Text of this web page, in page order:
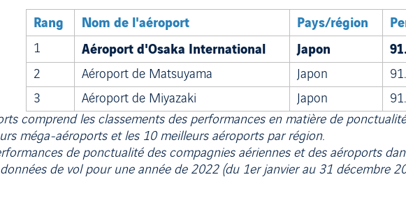
Rang Nom de l'aéroport Pays/région
1 Aéroport d'Osaka International Japon
2 Aéroport de Matsuyama Japon
3
Aéroport de Miyazaki Japon
comprend les classements des performances en matière de
méga-aéroports et les 10 meilleurs aéroports par région.
de ponctualité des compagnies aériennes et des aéroports
de vol pour une année de 2022 (du 1er janvier au 31 décembre